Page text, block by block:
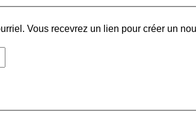
Vous recevrez un lien pour créer un